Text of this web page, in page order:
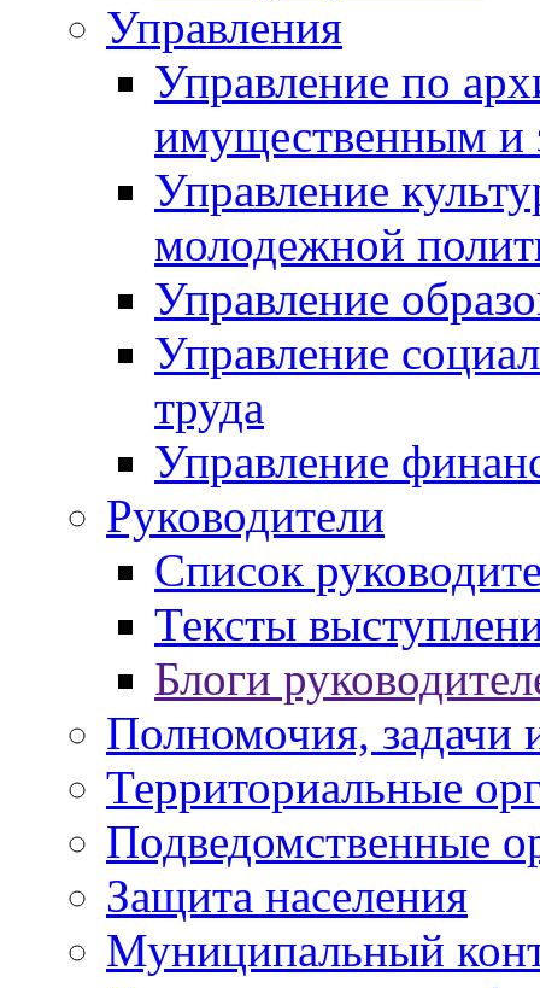
Управления
Управление по
имущественным и
Управление
молодежной
Управление
Управление
труда
Управление
Руководители
Список
Тексты
Блоги
Полномочия, задачи
Территориальные
Подведомственные
Защита населения
Муниципальный